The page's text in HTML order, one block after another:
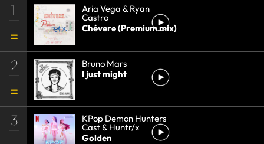
1 Aria Vega & Ryan
Castro
Chévere (Premium mix)
2
Bruno Mars
I just might
3 KPop Demon Hunters
Cast & Huntr/x
Golden